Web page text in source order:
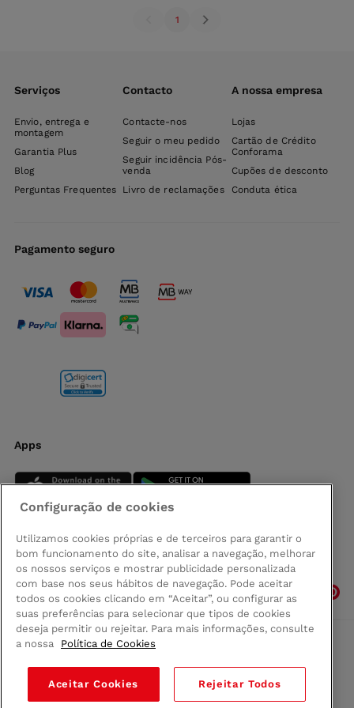
1
Serviços
Envio, entrega e
montagem
Garantia Plus
Blog
Perguntas Frequentes
Contacto
Contacte-nos
Seguir o meu pedido
Seguir incidência Pós-
venda
Livro de reclamações
A nossa empresa
Lojas
Cartão de Crédito
Conforama
Cupões de desconto
Conduta ética
Pagamento seguro
Apps
Siga-nos
Comprar na Madeira
Política de privacidad
Termos e Condições
Configuração de cookies
Utilizamos cookies próprias e de terceiros para garantir o
bom funcionamento do site, analisar a navegação, melhorar
os nossos serviços e mostrar publicidade personalizada
com base nos seus hábitos de navegação. Pode aceitar
todos os cookies clicando em “Aceitar”, ou configurar as
suas preferências para selecionar que tipos de cookies
deseja permitir ou rejeitar. Para mais informações, consulte
a nossa
Política de Cookies
Aceitar Cookies Rejeitar Todos